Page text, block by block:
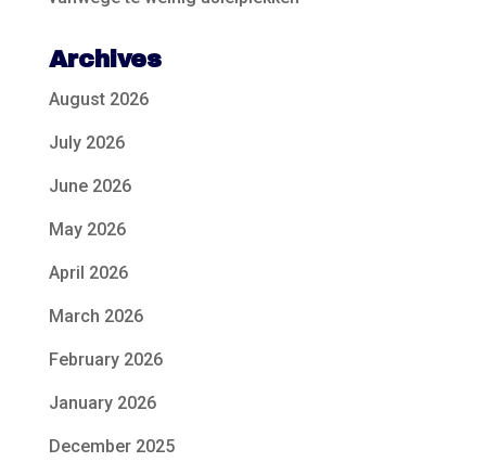
Archives
August 2026
July 2026
June 2026
May 2026
April 2026
March 2026
February 2026
January 2026
December 2025